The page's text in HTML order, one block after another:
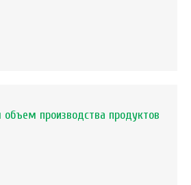
объем производства продуктов